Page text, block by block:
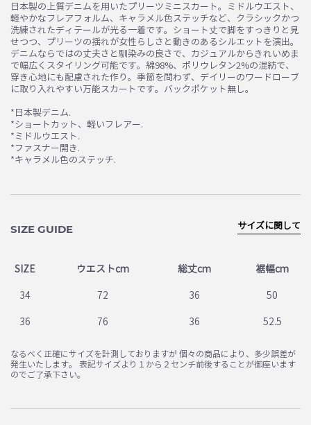
日本製の上質デニムを用いたプリーツミニスカート。ミドルウエスト、
軽やかなフレアフォルム、キャラメル色ステッチなど、クラシックかつ
洗練されたディテールが光る一着です。ショート丈で脚をすっきりと見
せつつ、プリーツの揺れが女性らしさと動きのあるシルエットを演出。
デニムならではの丈夫さと馴染みの良さで、カジュアルからきれいめま
で幅広くスタイリング可能です。綿98%、ポリウレタン2%の混紡で、
穿き心地にも配慮された作り。季節を問わず、デイリーのワードローブ
に取り入れやすい万能スカートです。バックポケット無し。
*日本製デニム.
*ショートカット、軽いフレアー.
*ミドルウエスト.
*ファスナー開き.
*キャラメル色のステッチ.
SIZE GUIDE
SIZE ウエストcm 総丈cm 裾幅cm
34 72 36 50
36 76 36 52.5
サイズに関して
なるべく正確にサイズを計測しておりますが 個々の商品により、多少誤差が
発生いたします。 表記サイズより１から２センチ前後することが御座います
のでご了承下さい。
お買い物を続ける カートへ進む